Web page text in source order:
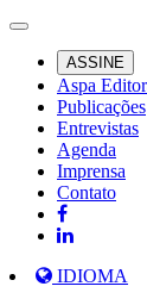
ASSINE
Aspa
Publicações
Entrevistas
Agenda
Imprensa
Contato
IDIOMA